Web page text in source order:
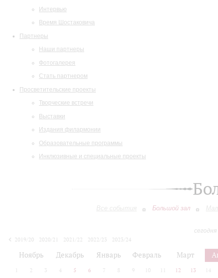
Интервью
Время Шостаковича
Партнеры
Наши партнеры
Фотогалерея
Стать партнером
Просветительские проекты
Творческие встречи
Выставки
Издания филармонии
Образовательные программы
Инклюзивные и специальные проекты
Все события Большой зал
2019/20
2020/21 2021/22 2022/23
2023/24
Ноябрь Декабрь Январь Февраль Март
2 3 4 5 6 7 8 9 10 12 13 14